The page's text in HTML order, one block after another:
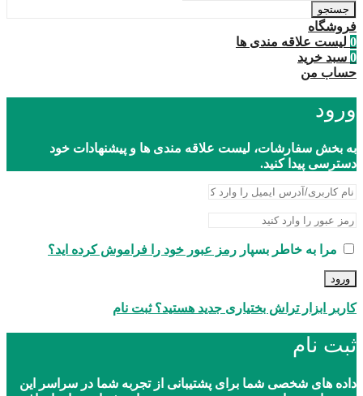
جستجو
فروشگاه
0 لیست علاقه مندی ها
0 سبد خرید
حساب من
ورود
به بخش سفارشات، لیست علاقه مندی ها و پیشنهادات خود
دسترسی پیدا کنید.
مرا به خاطر بسپار رمز عبور خود را فراموش کرده اید؟
ورود
کاربر ابزار تراش بختیاری جدید هستید؟ ثبت نام
ثبت نام
داده های شخصی شما برای پشتیبانی از تجربه شما در سراسر این